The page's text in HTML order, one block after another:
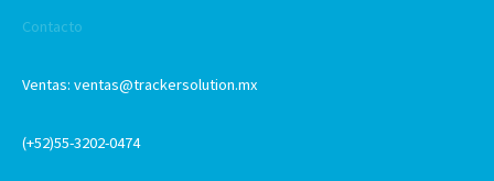
Contacto
Ventas: ventas@trackersolution.mx
(+52)55-3202-0474